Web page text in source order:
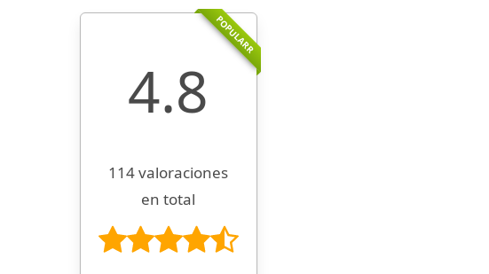
POPULARR
4.8
114 valoraciones
en total